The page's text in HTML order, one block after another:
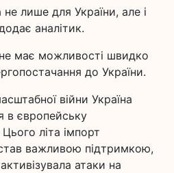
лише для України, але і
аналітик.
має можливості швидко
до України.
війни Україна
в європейську
літа імпорт
важливою підтримкою,
атаки на